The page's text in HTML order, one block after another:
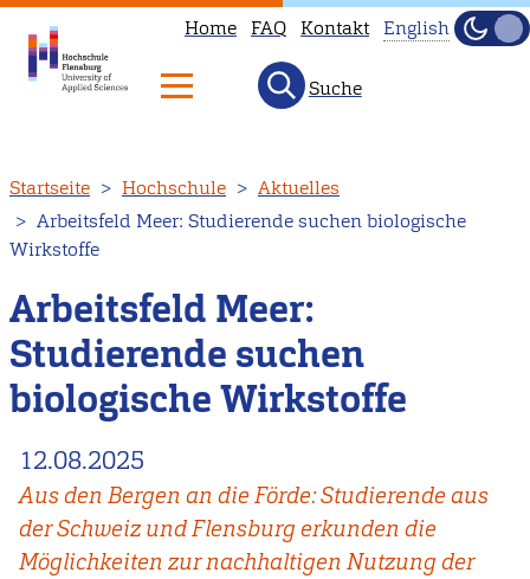
zum
Inhalt
Home FAQ Kontakt
available
page
instead.
English
Hell
Suche
Startseite Hochschule
Aktuelles
Arbeitsfeld Meer: Studierende suchen biologische
Wirkstoffe
Arbeitsfeld Meer:
Studierende suchen
biologische Wirkstoffe
12.08.2025
Aus den Bergen an die Förde: Studierende aus
der Schweiz und Flensburg erkunden die
Möglichkeiten zur nachhaltigen Nutzung der